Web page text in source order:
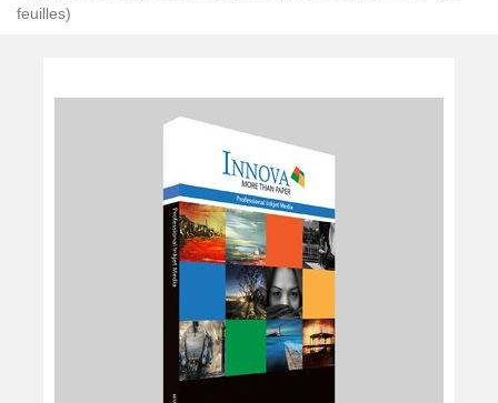
feuilles)